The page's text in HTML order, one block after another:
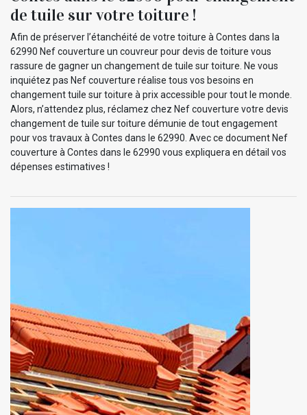
de tuile sur votre toiture !
Afin de préserver l’étanchéité de votre toiture à Contes dans la
62990 Nef couverture un couvreur pour devis de toiture vous
rassure de gagner un changement de tuile sur toiture. Ne vous
inquiétez pas Nef couverture réalise tous vos besoins en
changement tuile sur toiture à prix accessible pour tout le monde.
Alors, n’attendez plus, réclamez chez Nef couverture votre devis
changement de tuile sur toiture démunie de tout engagement
pour vos travaux à Contes dans le 62990. Avec ce document Nef
couverture à Contes dans le 62990 vous expliquera en détail vos
dépenses estimatives !